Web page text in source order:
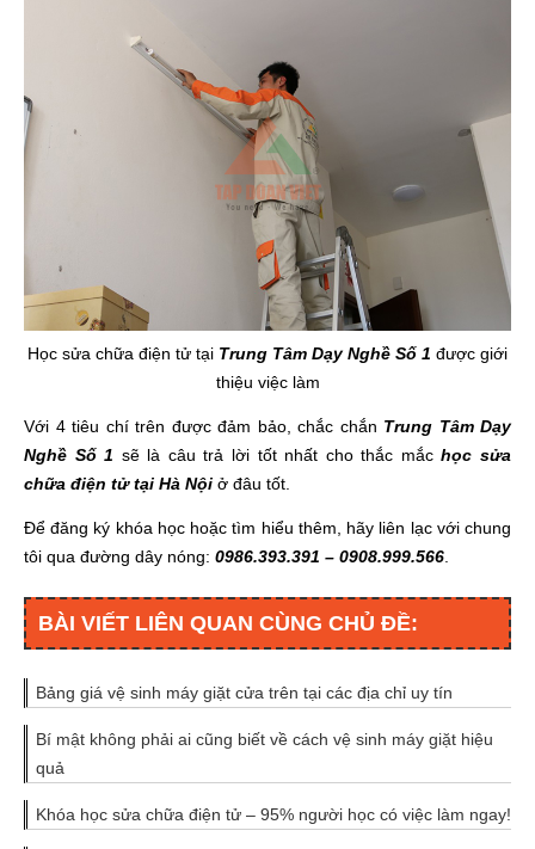
Học sửa chữa điện tử tại Trung Tâm Dạy Nghề Số 1 được giới
thiệu việc làm
Với 4 tiêu chí trên được đảm bảo, chắc chắn Trung Tâm Dạy
Nghề Số 1 sẽ là câu trả lời tốt nhất cho thắc mắchọc sửa
chữa điện tử tại Hà Nội ở đâu tốt.
Để đăng ký khóa học hoặc tìm hiểu thêm, hãy liên lạc với chung
tôi qua đường dây nóng: 0986.393.391 – 0908.999.566
BÀI VIẾT LIÊN QUAN CÙNG CHỦ ĐỀ:
Bảng giá vệ sinh máy giặt cửa trên tại các địa chỉ uy tín
Bí mật không phải ai cũng biết về cách vệ sinh máy giặt hiệu
quả
Khóa học sửa chữa điện tử – 95% người học có việc làm ngay!